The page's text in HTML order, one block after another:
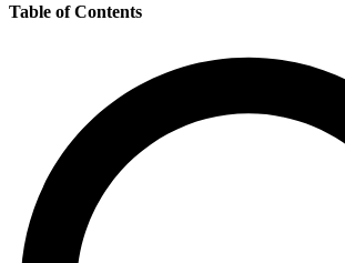
Table of Contents